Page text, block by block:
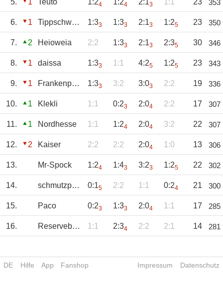
5. 1 Teuto 1:24 1:24 2:13 1:1 23 353
6. 1 Tippschwester 1:33 1:33 2:13 1:25 23 350
7. 2 Heioweia 2:2 1:33 2:13 2:35 30 346
8. 1 daissa 1:33 1:1 4:25 1:25 23 343
9. 1 Frankenpower 1:33 3:2 3:03 2:2 19 336
10. 1 Klekli 1:1 0:23 2:04 2:2 17 307
11. 1 Nordhesse 1:1 1:24 2:04 3:2 22 307
12. 2 Kaiser 2:2 2:2 2:04 1:0 13 306
13. Mr-Spock 1:24 1:43 3:23 1:25 22 302
14. schmutzpuckel 0:15 2:2 1:1 0:24 21 300
15. Paco 0:23 1:33 2:04 1:1 17 285
16. Reservebänkler 1:1 2:34 2:2 2:1 14 281
DE Hilfe App Fanshop Impressum Datenschutz